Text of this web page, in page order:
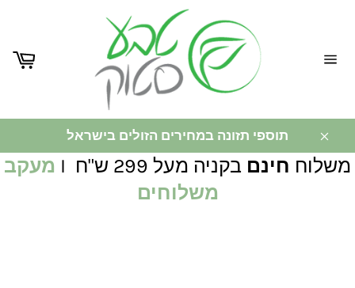
תוספי תזונה במחירים הזולים בישראל
משלוח חינם בקניה מעל 299 ש"ח I
מעקב
משלוחים